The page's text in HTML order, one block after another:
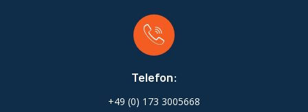
Telefon:
+49 (0) 173 3005668